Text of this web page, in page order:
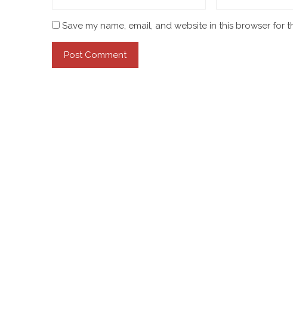
Save my name, email, and website in this browser for